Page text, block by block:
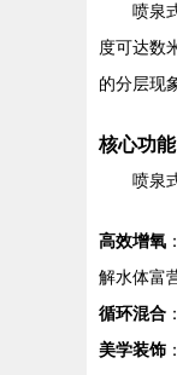
喷泉
度可达数
的分层现
核心功
喷泉
高效增氧
解水体富
循环混合
美学装饰